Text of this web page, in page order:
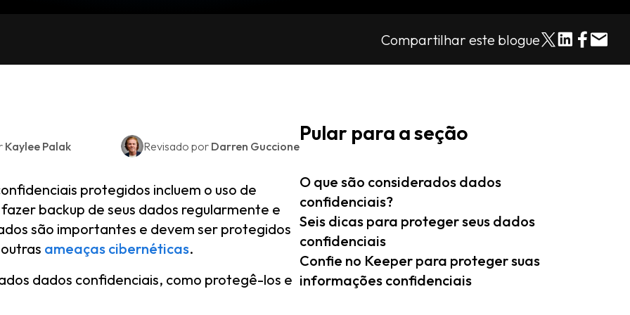
Compartilhar este blogue
Kaylee Palak Revisado por Darren Guccione
protegidos incluem o uso de
backup de seus dados regularmente e
são importantes e devem ser protegidos
ameaças cibernéticas.
dados confidenciais, como protegê-los e
Pular para a seção
O que são considerados dados
confidenciais?
Seis dicas para proteger seus dados
confidenciais
Confie no Keeper para proteger suas
informações confidenciais